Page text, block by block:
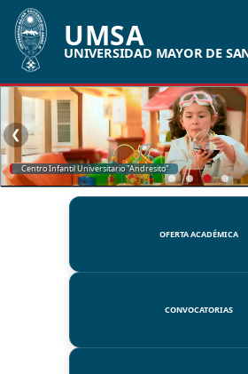
UMSA
UNIVERSIDAD MAYOR DE
SSUE
❮
OFERTA ACADÉMICA
CONVOCATORIAS